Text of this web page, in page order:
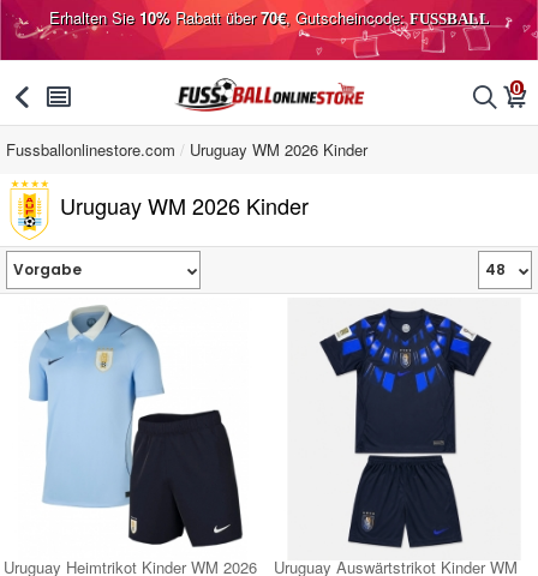
Erhalten Sie10%Rabatt über70€, Gutscheincode:FUSSBALL
󰅯 󰂩 󰂨 0
󰃦
Fussballonlinestore.com Uruguay WM 2026 Kinder
Uruguay WM 2026 Kinder
Uruguay Heimtrikot Kinder WM 2026 Uruguay Auswärtstrikot Kinder WM